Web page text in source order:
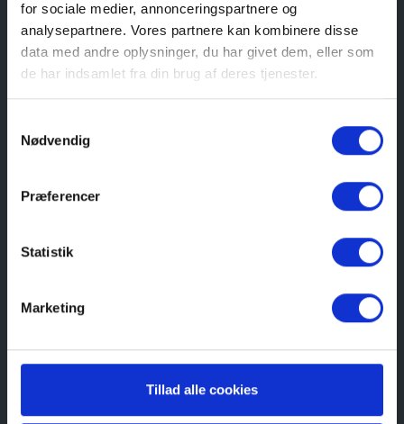
for sociale medier, annonceringspartnere og
analysepartnere. Vores partnere kan kombinere disse
data med andre oplysninger, du har givet dem, eller som
de har indsamlet fra din brug af deres tjenester.
Nødvendig
Præferencer
Statistik
Marketing
Tillad alle cookies
Kontakt eventuelt foreningens kasserer Lissi
Simonsen på telefon 21 39 38 22.
Nyhedsbrev
Tilmeld dig nyhedsbrevet og hold dig
kommende aktiviteter.
Navn